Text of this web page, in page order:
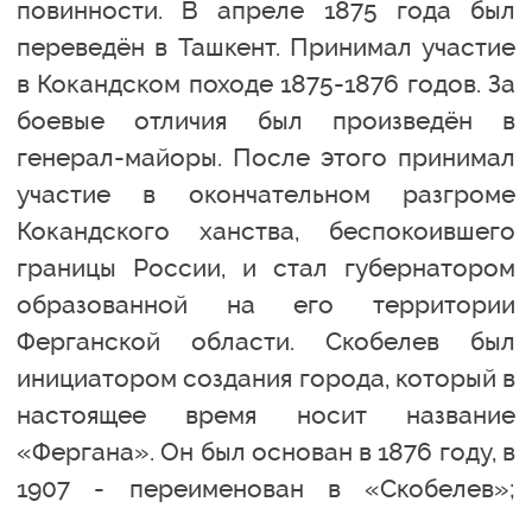
повинности. В апреле 1875 года был
переведён в Ташкент. Принимал участие
в Кокандском походе 1875-1876 годов. За
боевые отличия был произведён в
генерал-майоры. После этого принимал
участие в окончательном разгроме
Кокандского ханства, беспокоившего
границы России, и стал губернатором
образованной на его территории
Ферганской области. Скобелев был
инициатором создания города, который в
настоящее время носит название
«Фергана». Он был основан в 1876 году, в
1907 - переименован в «Скобелев»;